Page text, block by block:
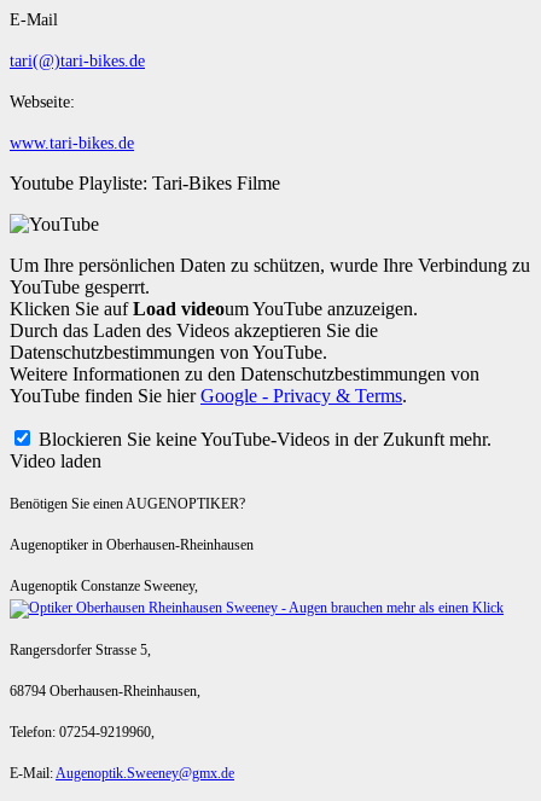
E-Mail
tari(@)tari-bikes.de
Webseite:
www.tari-bikes.de
Youtube Playliste: Tari-Bikes Filme
Um Ihre persönlichen Daten zu schützen, wurde Ihre Verbindung zu
YouTube gesperrt.
Klicken Sie aufLoad videoum YouTube anzuzeigen.
Durch das Laden des Videos akzeptieren Sie die
Datenschutzbestimmungen von YouTube.
Weitere Informationen zu den Datenschutzbestimmungen von
YouTube finden Sie hierGoogle - Privacy & Terms.
Blockieren Sie keine YouTube-Videos in der Zukunft mehr.
Video laden
Benötigen Sie einen AUGENOPTIKER?
Augenoptiker in Oberhausen-Rheinhausen
Augenoptik Constanze Sweeney,
Rangersdorfer Strasse 5,
68794 Oberhausen-Rheinhausen,
Telefon: 07254-9219960,
E-Mail:Augenoptik.Sweeney@gmx.de